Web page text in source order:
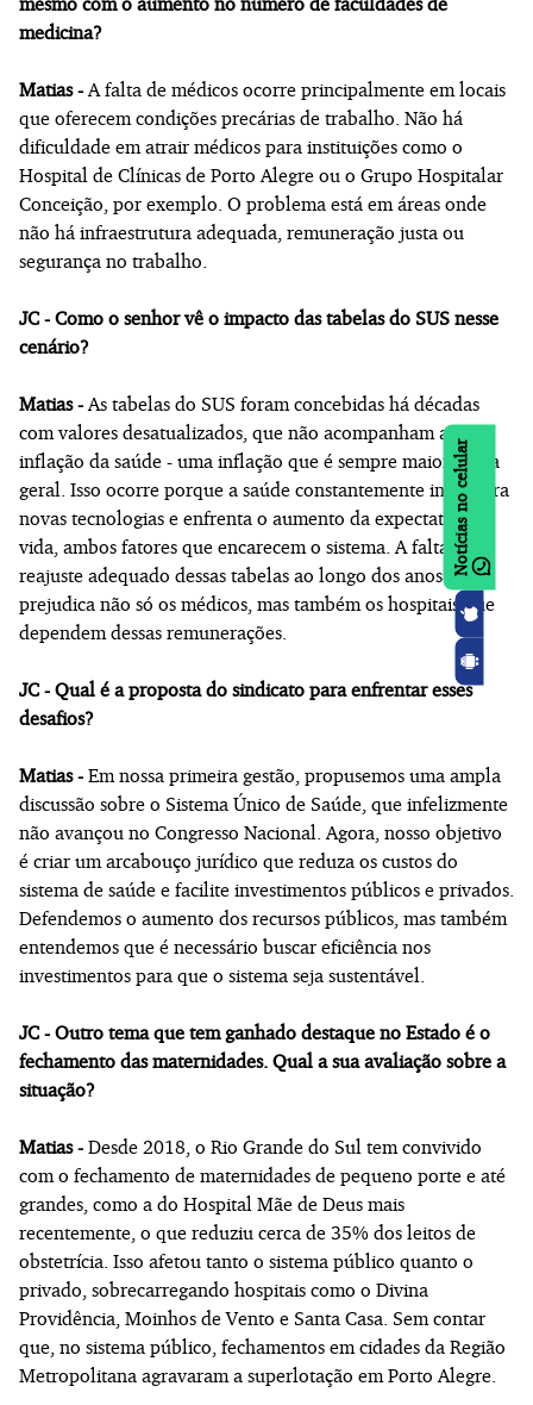
Notícias no celular
medicina?
Matias -A falta de médicos ocorre principalmente em locais
que oferecem condições precárias de trabalho. Não há
dificuldade em atrair médicos para instituições como o
Hospital de Clínicas de Porto Alegre ou o Grupo Hospitalar
Conceição, por exemplo. O problema está em áreas onde
não há infraestrutura adequada, remuneração justa ou
segurança no trabalho.
JC - Como o senhor vê o impacto das tabelas do SUS nesse
cenário?
Matias -As tabelas do SUS foram concebidas há décadas
com valores desatualizados, que não acompanham a
inflação da saúde - uma inflação que é sempre maior que a
geral. Isso ocorre porque a saúde constantemente incorpora
novas tecnologias e enfrenta o aumento da expectativa de
vida, ambos fatores que encarecem o sistema. A falta de
reajuste adequado dessas tabelas ao longo dos anos
prejudica não só os médicos, mas também os hospitais que
dependem dessas remunerações.
JC - Qual é a proposta do sindicato para enfrentar esses
desafios?
Matias - Em nossa primeira gestão, propusemos uma ampla
discussão sobre o Sistema Único de Saúde, que infelizmente
não avançou no Congresso Nacional. Agora, nosso objetivo
é criar um arcabouço jurídico que reduza os custos do
sistema de saúde e facilite investimentos públicos e privados.
Defendemos o aumento dos recursos públicos, mas também
entendemos que é necessário buscar eficiência nos
investimentos para que o sistema seja sustentável.
JC - Outro tema que tem ganhado destaque no Estado é o
fechamento das maternidades. Qual a sua avaliação sobre a
situação?
Matias - Desde 2018, o Rio Grande do Sul tem convivido
com o fechamento de maternidades de pequeno porte e até
grandes, como a do Hospital Mãe de Deus mais
recentemente, o que reduziu cerca de 35% dos leitos de
obstetrícia. Isso afetou tanto o sistema público quanto o
privado, sobrecarregando hospitais como o Divina
Providência, Moinhos de Vento e Santa Casa. Sem contar
que, no sistema público, fechamentos em cidades da Região
Metropolitana agravaram a superlotação em Porto Alegre.